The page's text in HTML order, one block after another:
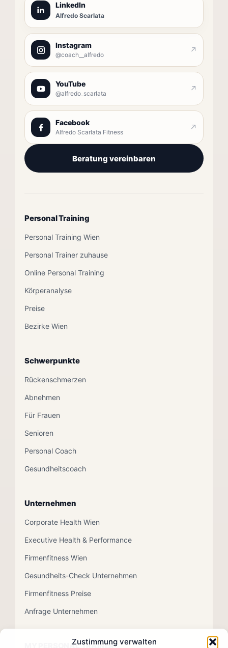
Zustimmung verwalten
LinkedIn
Alfredo Scarlata
Instagram
@coach__alfredo ↗
YouTube
@alfredo_scarlata ↗
Facebook
Alfredo Scarlata Fitness ↗
Beratung vereinbaren
Personal Training
Personal Training Wien
Personal Trainer zuhause
Online Personal Training
Körperanalyse
Preise
Bezirke Wien
Schwerpunkte
Rückenschmerzen
Abnehmen
Für Frauen
Senioren
Personal Coach
Gesundheitscoach
Unternehmen
Corporate Health Wien
Executive Health & Performance
Firmenfitness Wien
Gesundheits-Check Unternehmen
Firmenfitness Preise
Anfrage Unternehmen
MY PERSONAL TRAINER